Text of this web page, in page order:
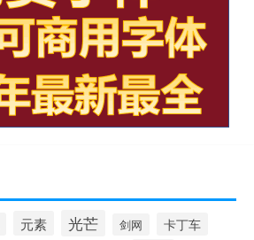
元素 光芒 剑网 卡丁车